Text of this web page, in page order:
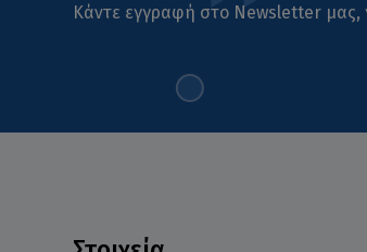
Κάντε εγγραφή στο Newsletter μας,